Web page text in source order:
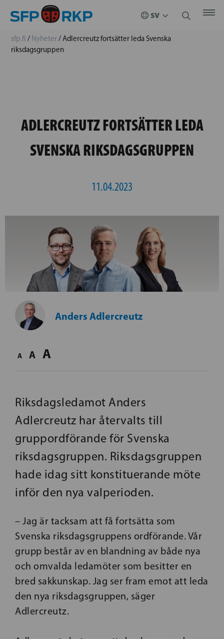
sfp.fi / Nyheter/Adlercreutz fortsätter leda Svenska
riksdagsgruppen
ADLERCREUTZ FORTSÄTTER LEDA
SVENSKA RIKSDAGSGRUPPEN
11.04.2023
Anders Adlercreutz
A A A
Riksdagsledamot Anders
Adlercreutz har återvalts till
gruppordförande för Svenska
riksdagsgruppen. Riksdagsgruppen
hade idag sitt konstituerande möte
inför den nya valperioden.
– Jag är tacksam att få fortsätta som
Svenska riksdagsgruppens ordförande. Vår
grupp består av en blandning av både nya
och omvalda ledamöter som besitter en
bred sakkunskap. Jag ser fram emot att leda
den nya riksdagsgruppen, säger
Adlercreutz.